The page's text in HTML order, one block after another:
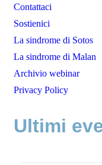
Contattaci
Sostienici
La sindrome di Sotos
La sindrome di Malan
Archivio webinar
Privacy Policy
Ultimi